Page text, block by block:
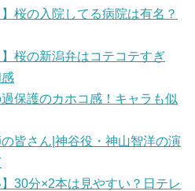
】桜の入院してる病院は有名？
】桜の新潟弁はコテコテすぎ
保護のカホコ感！キャラも似
皆さん|神谷役・神山智洋の演
】30分×2本は見やすい？日テレ